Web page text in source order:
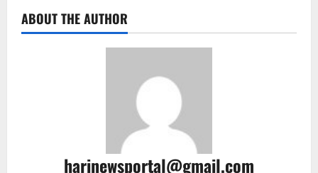
ABOUT THE AUTHOR
harinewsportal@gmail.com